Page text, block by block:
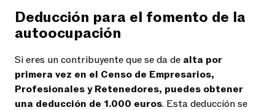
Deducción para el fomento de la
autoocupación
Si eres un contribuyente que se da de alta por
primera vez en el Censo de Empresarios,
Profesionales y Retenedores, puedes obtener
una deducción de 1.000 euros. Esta deducción se